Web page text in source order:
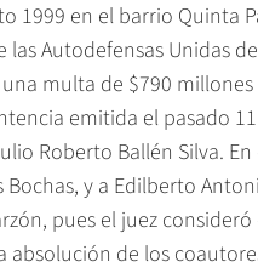
1999 en el barrio Quinta
Autodefensas Unidas
multa de $790
emitida el pasado
Roberto Ballén Silva. En
y a Edilberto
pues el juez
absolución de los